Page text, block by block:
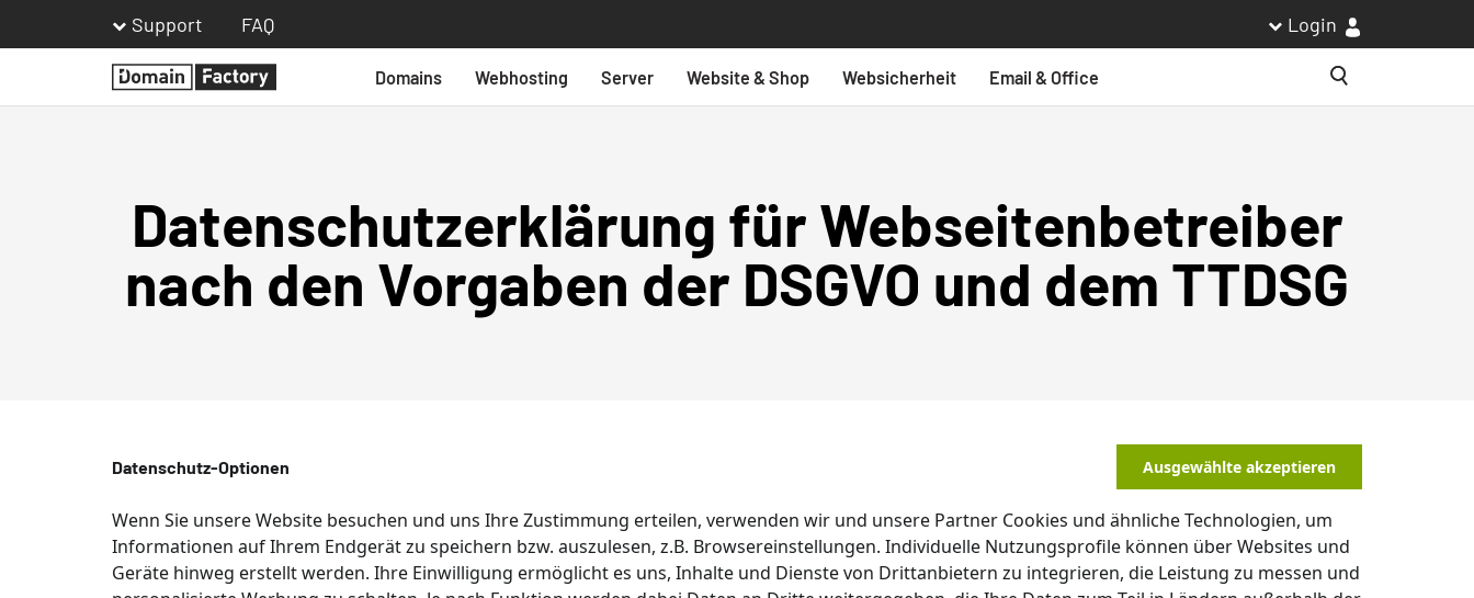
Support FAQ Login
Homepage
Domains Webhosting Server Website & Shop Websicherheit
Email & Office
Suche
Datenschutzerklärung für Webseitenbetreiber
nach den Vorgaben der DSGVO und dem TTDSG
Datenschutz-Optionen Ausgewählte akzeptieren
Wenn Sie unsere Website besuchen und uns Ihre Zustimmung erteilen, verwenden wir und unsere Partner Cookies und ähnliche Technologien, um
Informationen auf Ihrem Endgerät zu speichern bzw. auszulesen, z.B. Browsereinstellungen. Individuelle Nutzungsprofile können über Websites und
Geräte hinweg erstellt werden. Ihre Einwilligung ermöglicht es uns, Inhalte und Dienste von Drittanbietern zu integrieren, die Leistung zu messen und